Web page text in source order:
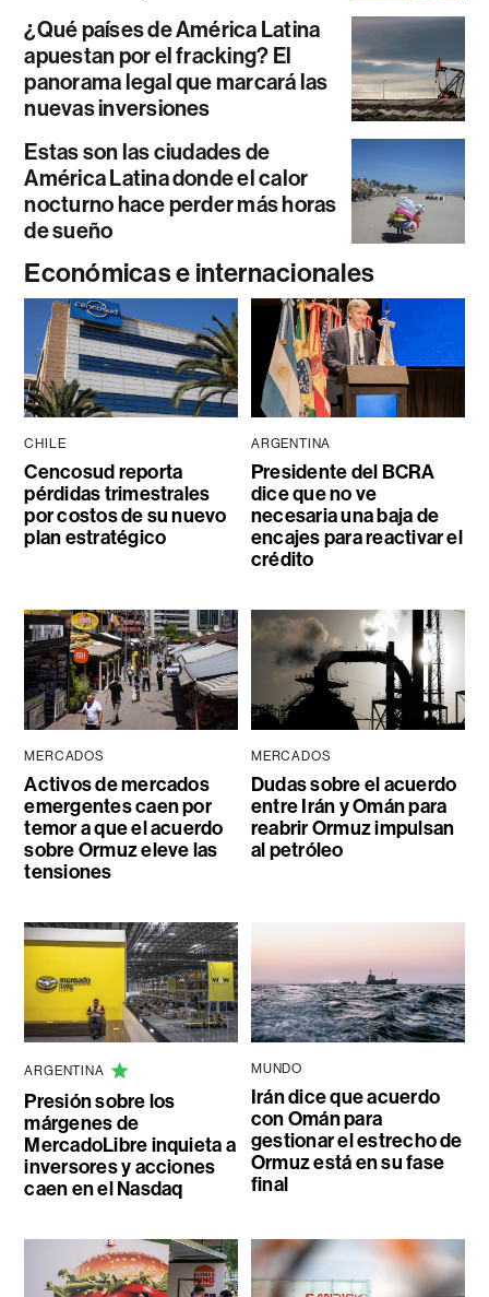
¿Qué países de América Latina
apuestan por el fracking? El
panorama legal que marcará las
nuevas inversiones
Estas son las ciudades de
América Latina donde el calor
nocturno hace perder más horas
de sueño
Económicas e internacionales
CHILE
Cencosud reporta
pérdidas trimestrales
por costos de su nuevo
plan estratégico
ARGENTINA
Presidente del BCRA
dice que no ve
necesaria una baja de
encajes para reactivar el
crédito
MERCADOS
Activos de mercados
emergentes caen por
temor a que el acuerdo
sobre Ormuz eleve las
tensiones
MERCADOS
Dudas sobre el acuerdo
entre Irán y Omán para
reabrir Ormuz impulsan
al petróleo
ARGENTINA
Presión sobre los
márgenes de
MercadoLibre inquieta a
inversores y acciones
caen en el Nasdaq
MUNDO
Irán dice que acuerdo
con Omán para
gestionar el estrecho de
Ormuz está en su fase
final